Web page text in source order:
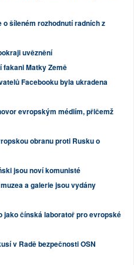
o šíleném rozhodnutí radních z
uvěznění
fakani Matky Země
Facebooku byla ukradena
evropským médiím, přičemž
obranu proti Rusku o
jsou noví komunisté
a galerie jsou vydány
jako čínská laboratoř pro evropské
v Radě bezpečnosti OSN